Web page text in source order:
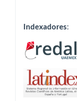
Indexadores: